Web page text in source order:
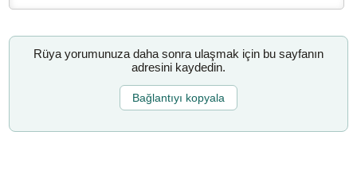
Rüya yorumunuza daha sonra ulaşmak için bu sayfanın
adresini kaydedin.
Bağlantıyı kopyala